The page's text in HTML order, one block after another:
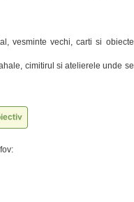
vesminte vechi, carti si obiecte
cimitirul si atelierele unde se